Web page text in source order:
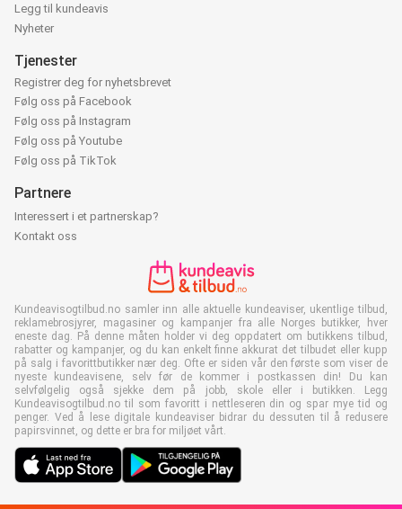
Legg til kundeavis
Nyheter
Tjenester
Registrer deg for nyhetsbrevet
Følg oss på Facebook
Følg oss på Instagram
Følg oss på Youtube
Følg oss på TikTok
Partnere
Interessert i et partnerskap?
Kontakt oss
Kundeavisogtilbud.no samler inn alle aktuelle kundeaviser, ukentlige tilbud,
reklamebrosjyrer, magasiner og kampanjer fra alle Norges butikker, hver
eneste dag. På denne måten holder vi deg oppdatert om butikkens tilbud,
rabatter og kampanjer, og du kan enkelt finne akkurat det tilbudet eller kupp
på salg i favorittbutikker nær deg. Ofte er siden vår den første som viser de
nyeste kundeavisene, selv før de kommer i postkassen din! Du kan
selvfølgelig også sjekke dem på jobb, skole eller i butikken. Legg
Kundeavisogtilbud.no til som favoritt i nettleseren din og spar mye tid og
penger. Ved å lese digitale kundeaviser bidrar du dessuten til å redusere
papirsvinnet, og dette er bra for miljøet vårt.